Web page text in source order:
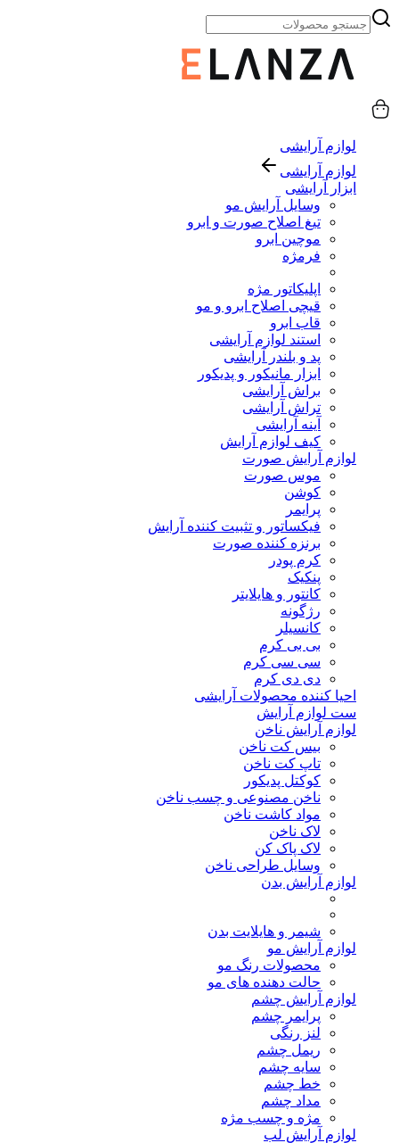
لوازم آرایشی
لوازم آرایشی
ابزار آرایشی
وسایل آرایش مو
تیغ اصلاح صورت و ابرو
موچین ابرو
فرمژه
اپلیکاتور مژه
قیچی اصلاح ابرو و مو
قاب ابرو
استند لوازم آرایشی
پد و بلندر آرایشی
ابزار مانیکور و پدیکور
براش آرایشی
تراش آرایشی
آینه آرایشی
کیف لوازم آرایش
لوازم آرایش صورت
موس صورت
کوشن
پرایمر
فیکساتور و تثبیت کننده آرایش
برنزه کننده صورت
کرم پودر
پنکیک
کانتور و هایلایتر
رژگونه
کانسیلر
بی بی کرم
سی سی کرم
دی دی کرم
احیا کننده محصولات آرایشی
ست لوازم آرایش
لوازم آرایش ناخن
بیس کت ناخن
تاپ کت ناخن
کوکتل پدیکور
ناخن مصنوعی و چسب ناخن
مواد کاشت ناخن
لاک ناخن
لاک پاک کن
وسایل طراحی ناخن
لوازم آرایش بدن
شیمر و هایلایت بدن
لوازم آرایش مو
محصولات رنگ مو
حالت دهنده های مو
لوازم آرایش چشم
پرایمر چشم
لنز رنگی
ریمل چشم
سایه چشم
خط چشم
مداد چشم
مژه و چسب مژه
لوازم آرایش لب